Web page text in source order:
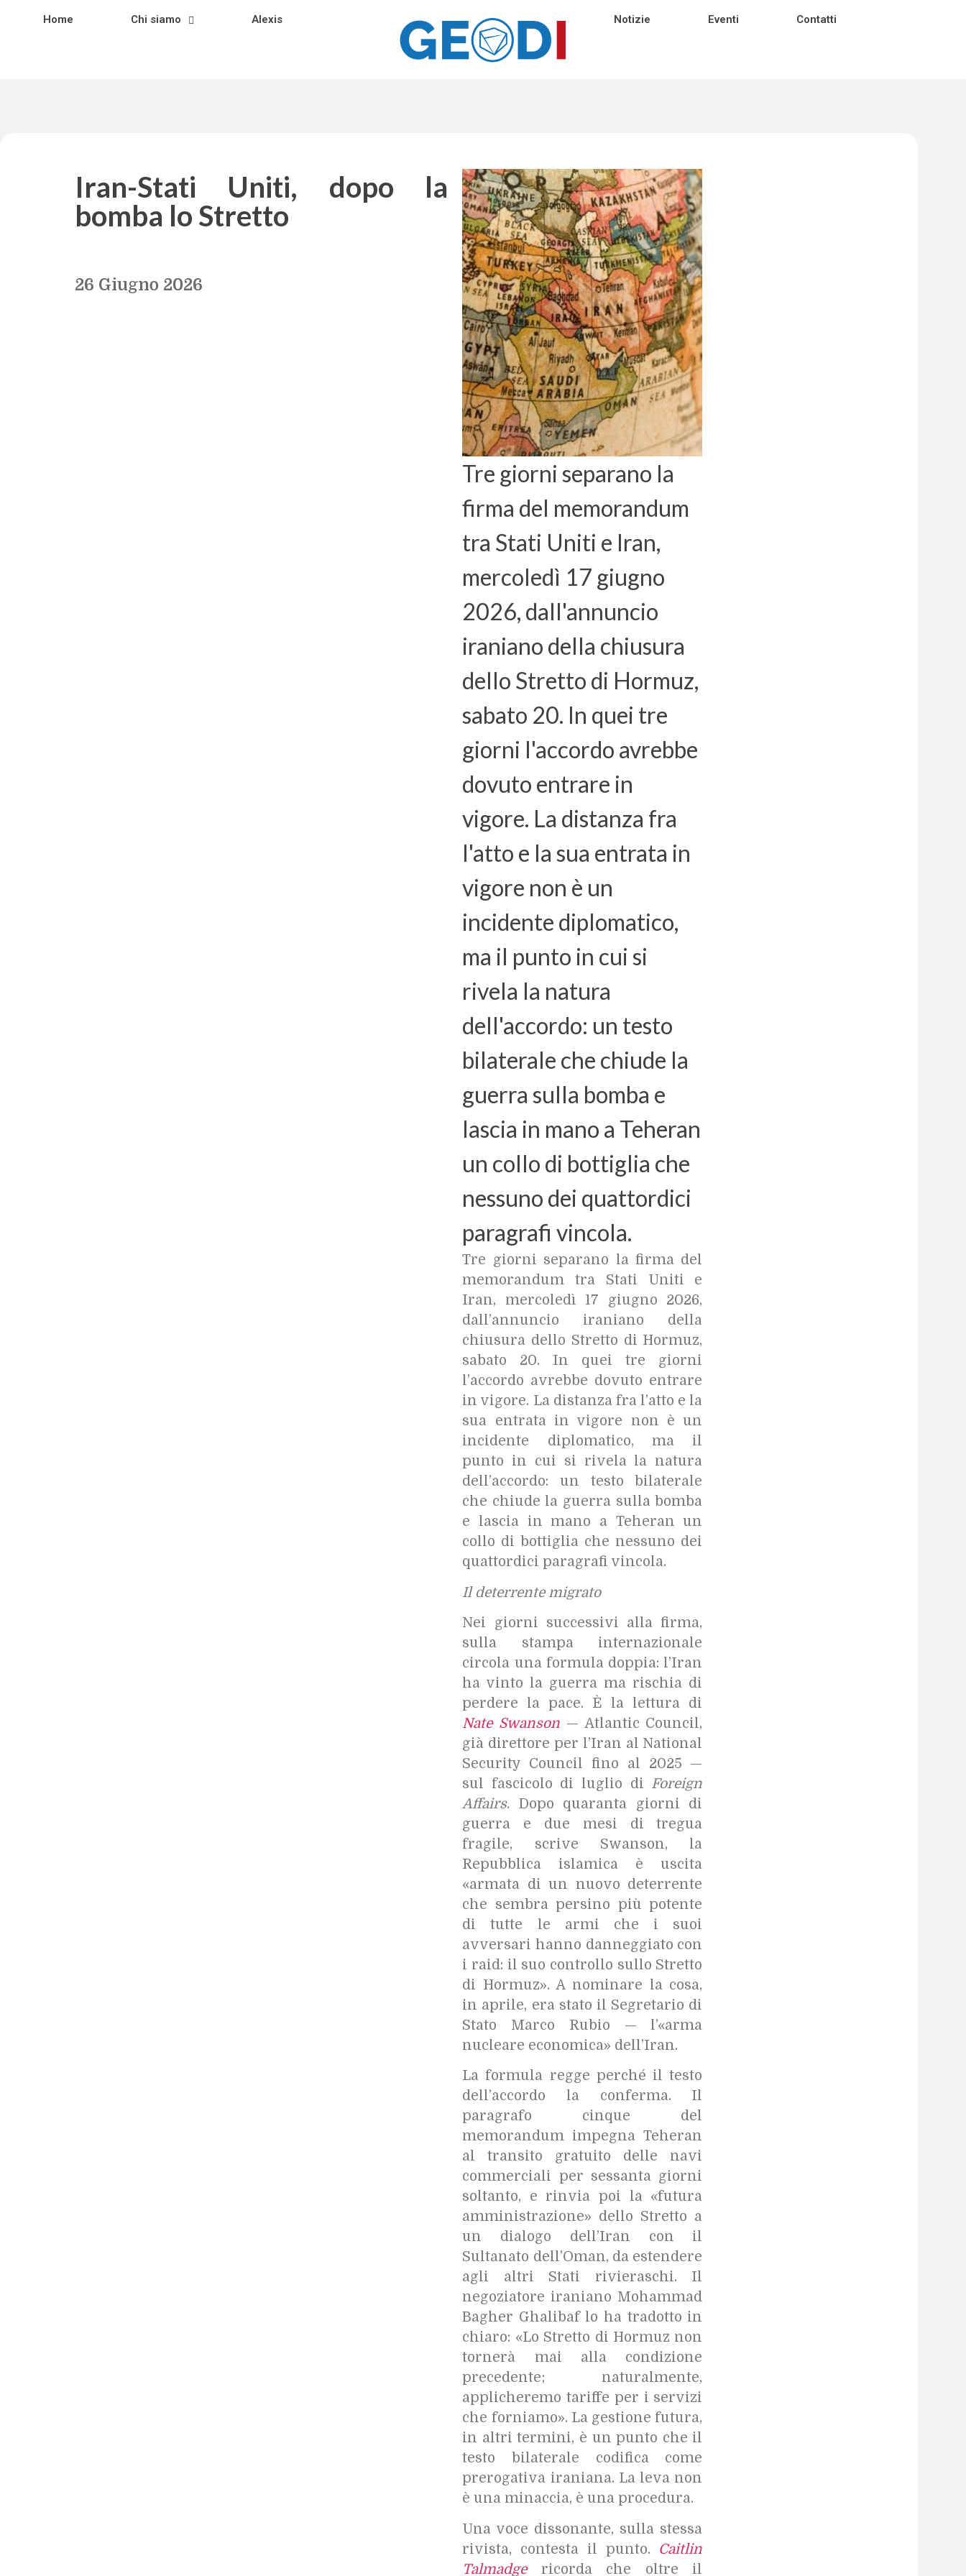
Home Chi siamo Alexis Notizie Eventi Contatti
Iran-Stati Uniti, dopo la
bomba lo Stretto
26 Giugno 2026
Tre giorni separano la
firma del memorandum
tra Stati Uniti e Iran,
mercoledì 17 giugno
2026, dall'annuncio
iraniano della chiusura
dello Stretto di Hormuz,
sabato 20. In quei tre
giorni l'accordo avrebbe
dovuto entrare in
vigore. La distanza fra
l'atto e la sua entrata in
vigore non è un
incidente diplomatico,
ma il punto in cui si
rivela la natura
dell'accordo: un testo
bilaterale che chiude la
guerra sulla bomba e
lascia in mano a Teheran
un collo di bottiglia che
nessuno dei quattordici
paragrafi vincola.
Tre giorni separano la firma del
memorandum tra Stati Uniti e
Iran, mercoledì 17 giugno 2026,
dall’annuncio iraniano della
chiusura dello Stretto di Hormuz,
sabato 20. In quei tre giorni
l’accordo avrebbe dovuto entrare
in vigore. La distanza fra l’atto e la
sua entrata in vigore non è un
incidente diplomatico, ma il
punto in cui si rivela la natura
dell’accordo: un testo bilaterale
che chiude la guerra sulla bomba
e lascia in mano a Teheran un
collo di bottiglia che nessuno dei
quattordici paragrafi vincola.
Il deterrente migrato
Nei giorni successivi alla firma,
sulla stampa internazionale
circola una formula doppia: l’Iran
ha vinto la guerra ma rischia di
perdere la pace. È la lettura di
Nate Swanson — Atlantic Council,
già direttore per l’Iran al National
Security Council fino al 2025 —
sul fascicolo di luglio di Foreign
Affairs. Dopo quaranta giorni di
guerra e due mesi di tregua
fragile, scrive Swanson, la
Repubblica islamica è uscita
«armata di un nuovo deterrente
che sembra persino più potente
di tutte le armi che i suoi
avversari hanno danneggiato con
i raid: il suo controllo sullo Stretto
di Hormuz». A nominare la cosa,
in aprile, era stato il Segretario di
Stato Marco Rubio — l’«arma
nucleare economica» dell’Iran.
La formula regge perché il testo
dell’accordo la conferma. Il
paragrafo cinque del
memorandum impegna Teheran
al transito gratuito delle navi
commerciali per sessanta giorni
soltanto, e rinvia poi la «futura
amministrazione» dello Stretto a
un dialogo dell’Iran con il
Sultanato dell’Oman, da estendere
agli altri Stati rivieraschi. Il
negoziatore iraniano Mohammad
Bagher Ghalibaf lo ha tradotto in
chiaro: «Lo Stretto di Hormuz non
tornerà mai alla condizione
precedente; naturalmente,
applicheremo tariffe per i servizi
che forniamo». La gestione futura,
in altri termini, è un punto che il
testo bilaterale codifica come
prerogativa iraniana. La leva non
è una minaccia, è una procedura.
Una voce dissonante, sulla stessa
rivista, contesta il punto. Caitlin
Talmadgericorda che oltre il